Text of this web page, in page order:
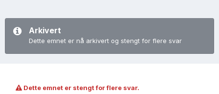
Arkivert
Dette emnet er nå arkivert og stengt for flere svar
Dette emnet er stengt for flere svar.